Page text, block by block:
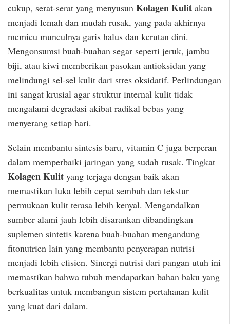
cukup, serat-serat yang menyusun Kolagen Kulit akan
menjadi lemah dan mudah rusak, yang pada akhirnya
memicu munculnya garis halus dan kerutan dini.
Mengonsumsi buah-buahan segar seperti jeruk, jambu
biji, atau kiwi memberikan pasokan antioksidan yang
melindungi sel-sel kulit dari stres oksidatif. Perlindungan
ini sangat krusial agar struktur internal kulit tidak
mengalami degradasi akibat radikal bebas yang
menyerang setiap hari.
Selain membantu sintesis baru, vitamin C juga berperan
dalam memperbaiki jaringan yang sudah rusak. Tingkat
Kolagen Kulit yang terjaga dengan baik akan
memastikan luka lebih cepat sembuh dan tekstur
permukaan kulit terasa lebih kenyal. Mengandalkan
sumber alami jauh lebih disarankan dibandingkan
suplemen sintetis karena buah-buahan mengandung
fitonutrien lain yang membantu penyerapan nutrisi
menjadi lebih efisien. Sinergi nutrisi dari pangan utuh ini
memastikan bahwa tubuh mendapatkan bahan baku yang
berkualitas untuk membangun sistem pertahanan kulit
yang kuat dari dalam.